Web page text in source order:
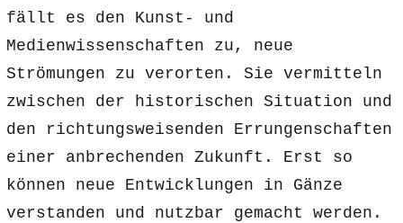
fällt es den Kunst- und
Medienwissenschaften zu, neue
Strömungen zu verorten. Sie vermitteln
zwischen der historischen Situation und
den richtungsweisenden Errungenschaften
einer anbrechenden Zukunft. Erst so
können neue Entwicklungen in Gänze
verstanden und nutzbar gemacht werden.